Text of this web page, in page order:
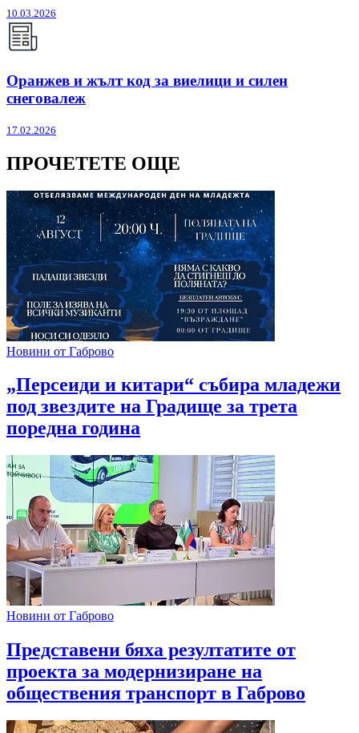
10.03.2026
Оранжев и жълт код за виелици и силен
снеговалеж
17.02.2026
ПРОЧЕТЕТЕ ОЩЕ
Новини от Габрово
„Персеиди и китари“ събира младежи
под звездите на Градище за трета
поредна година
Новини от Габрово
Представени бяха резултатите от
проекта за модернизиране на
обществения транспорт в Габрово